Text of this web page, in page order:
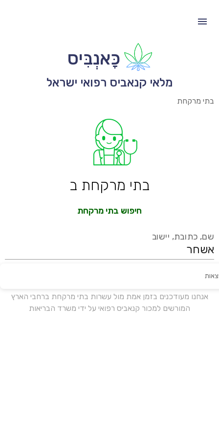
כָּאנְבִּיס
מלאי קנאביס רפואי ישראל
בתי מרקחת
בתי מרקחת ב
חיפוש בתי מרקחת
שם, כתובת, יישוב
אנחנו מעודכנים בזמן אמת מול עשרות בתי מרקחת ברחבי הארץ
המורשים למכור קנאביס רפואי על ידי משרד הבריאות